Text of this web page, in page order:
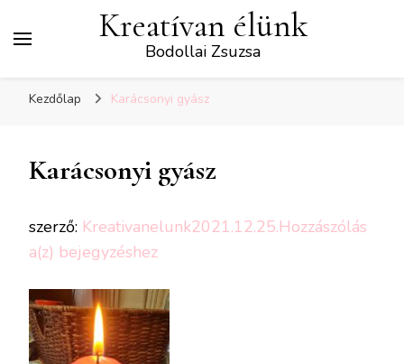
Kreatívan élünk
Bodollai Zsuzsa
Kezdőlap Karácsonyi gyász
Karácsonyi gyász
szerző: Kreativanelunk2021.12.25.Hozzászólás
a(z) Karácsonyi
bejegyzéshez